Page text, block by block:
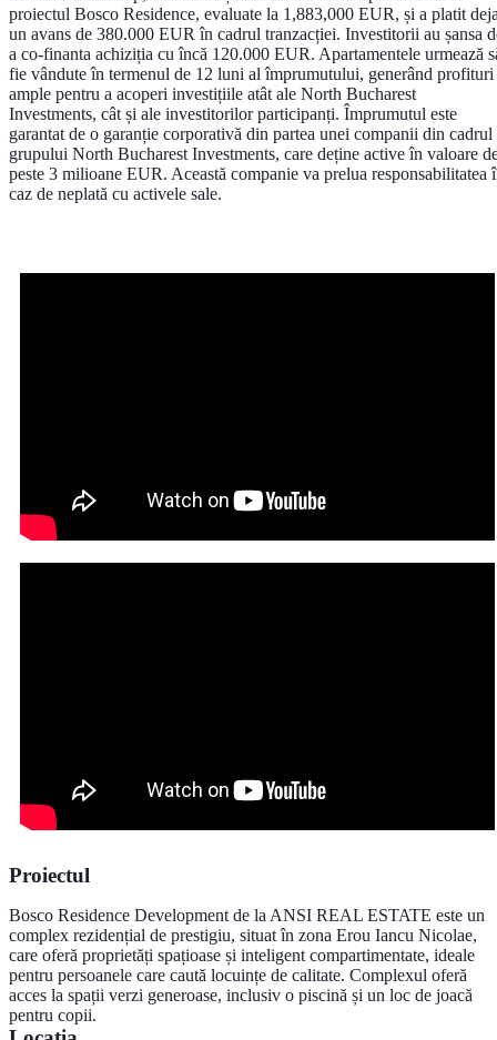
proiectul Bosco Residence, evaluate la 1,883,000 EUR, și a platit
un avans de 380.000 EUR în cadrul tranzacției. Investitorii au șansa
a co-finanta achiziția cu încă 120.000 EUR. Apartamentele urmează
fie vândute în termenul de 12 luni al împrumutului, generând profituri
ample pentru a acoperi investițiile atât ale North Bucharest
Investments, cât și ale investitorilor participanți. Împrumutul este
garantat de o garanție corporativă din partea unei companii din cadrul
grupului North Bucharest Investments, care deține active în valoare
peste 3 milioane EUR. Această companie va prelua responsabilitatea
caz de neplată cu activele sale.
Proiectul
Bosco Residence Development de la ANSI REAL ESTATE este un
complex rezidențial de prestigiu, situat în zona Erou Iancu Nicolae,
care oferă proprietăți spațioase și inteligent compartimentate, ideale
pentru persoanele care caută locuințe de calitate. Complexul oferă
acces la spații verzi generoase, inclusiv o piscină și un loc de joacă
pentru copii.